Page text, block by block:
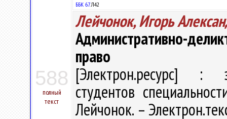
588
полный
текст
ББК 67.Л42
Лейчонок, Игорь
Административно-
право
[Электрон.ресурс] :
студентов
Лейчонок. –